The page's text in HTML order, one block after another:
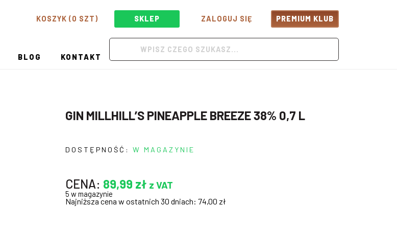
KOSZYK (0 SZT) SKLEP ZALOGUJ SIĘ PREMIUM KLUB
BLOG KONTAKT
GIN MILLHILL’S PINEAPPLE BREEZE 38% 0,7 L
DOSTĘPNOŚĆ:W MAGAZYNIE
CENA: 89,99 zł z VAT
5 w magazynie
Najniższa cena w ostatnich 30 dniach: 74,00 zł